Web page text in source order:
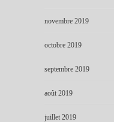
novembre 2019
octobre 2019
septembre 2019
août 2019
juillet 2019